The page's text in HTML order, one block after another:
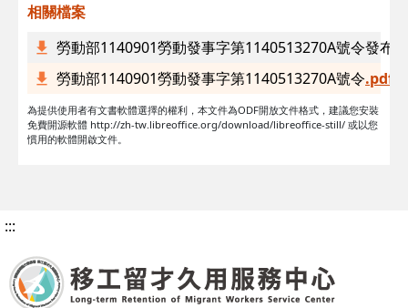
相關檔案
勞動部1140901勞動發事字第1140513270A號令發布
勞動部1140901勞動發事字第1140513270A號令.pdf
為提供使用者有文書軟體選擇的權利，本文件為ODF開放文件格式，建議您安裝
免費開源軟體 http://zh-tw.libreoffice.org/download/libreoffice-still/ 或以您
慣用的軟體開啟文件。
:::